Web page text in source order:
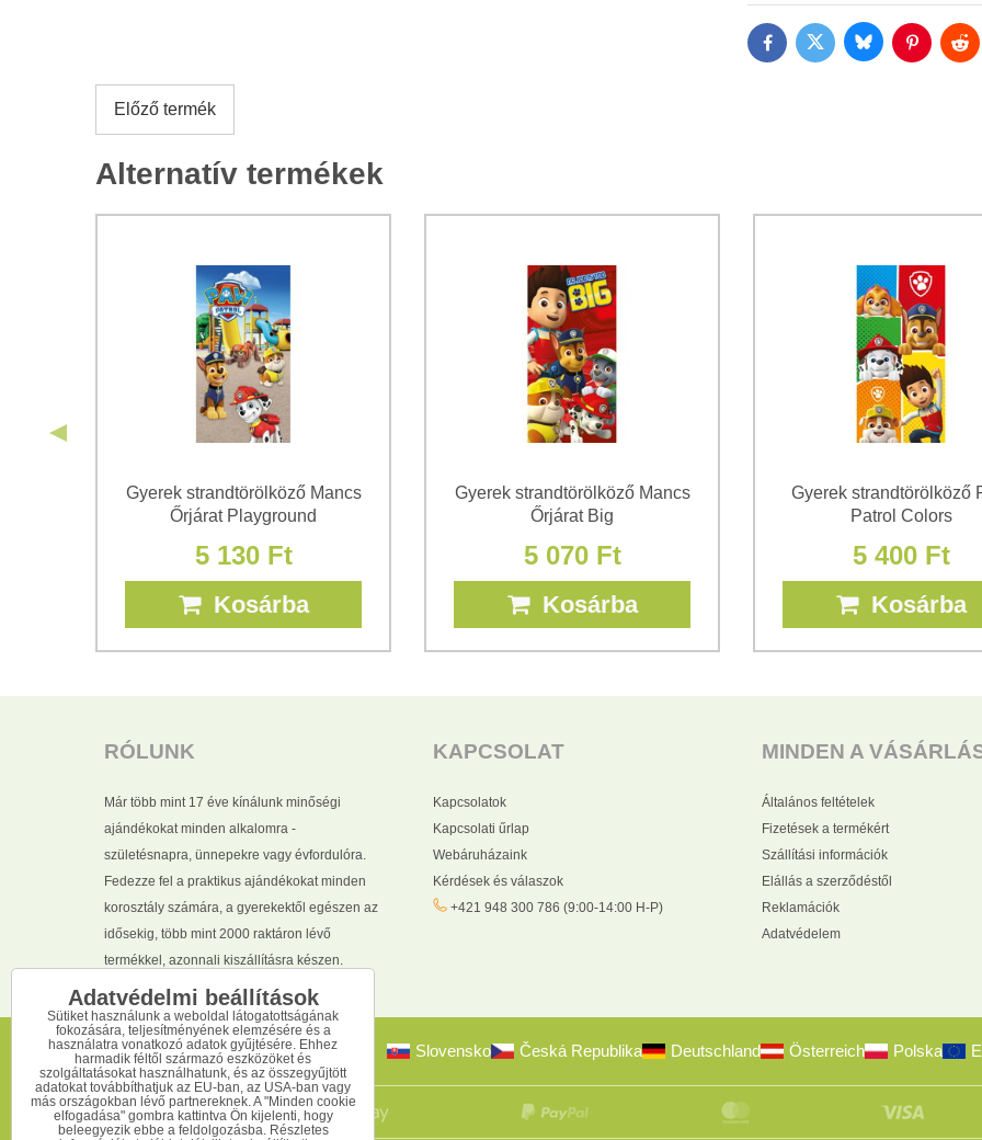
Megismertem a Bomba s.r.o.
FacebookTwitter BlueskyPinterest
Előző termék
Alternatív termékek
Gyerek strandtörölköző Mancs
Őrjárat Playground
5 130 Ft
Kosárba
Gyerek strandtörölköző Mancs
Őrjárat Big
5 070 Ft
Kosárba
Gyerek strandtörölköző
Patrol Colors
5 400 Ft
Kosárba
RÓLUNK
Már több mint 17 éve kínálunk minőségi
ajándékokat minden alkalomra -
születésnapra, ünnepekre vagy évfordulóra.
Fedezze fel a praktikus ajándékokat minden
korosztály számára, a gyerekektől egészen az
idősekig, több mint 2000 raktáron lévő
termékkel, azonnali kiszállításra készen.
KAPCSOLAT
Kapcsolatok
Kapcsolati űrlap
Webáruházaink
Kérdések és válaszok
+421 948 300 786 (9:00-14:00 H-P)
MINDEN A
Általános feltételek
Fizetések a termékért
Szállítási információk
Elállás a szerződéstől
Reklamációk
Adatvédelem
Slovensko Česká Republika Deutschland Österreich Polska
Adatvédelmi beállítások
Sütiket használunk a weboldal látogatottságának
fokozására, teljesítményének elemzésére és a
használatra vonatkozó adatok gyűjtésére. Ehhez
harmadik féltől származó eszközöket és
szolgáltatásokat használhatunk, és az összegyűjtött
adatokat továbbíthatjuk az EU-ban, az USA-ban vagy
más országokban lévő partnereknek. A "Minden cookie
elfogadása" gombra kattintva Ön kijelenti, hogy
beleegyezik ebbe a feldolgozásba. Részletes